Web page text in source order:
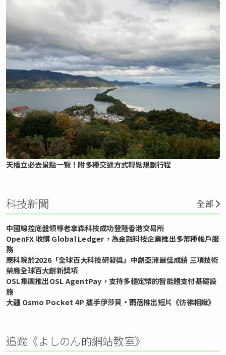
天橋立必去景點一覽！附多種交通方式輕鬆規劃行程
科技新聞 全部
中國線控底盤領導者拿森科技成功登陸香港交易所
OpenFX 收購 Global Ledger，為金融科技企業推出多幣種帳戶服
務
應科院於2026「全球百大科技研發獎」中創亞洲最佳成績 三項技術
榮膺全球百大創新獎項
OSL集團推出OSL AgentPay，支持多穩定幣的智能體支付基礎設
施
大疆 Osmo Pocket 4P 攜手伊莎貝•雨蓓推出短片《彷彿相識》
追蹤《よしのん的網站教室》